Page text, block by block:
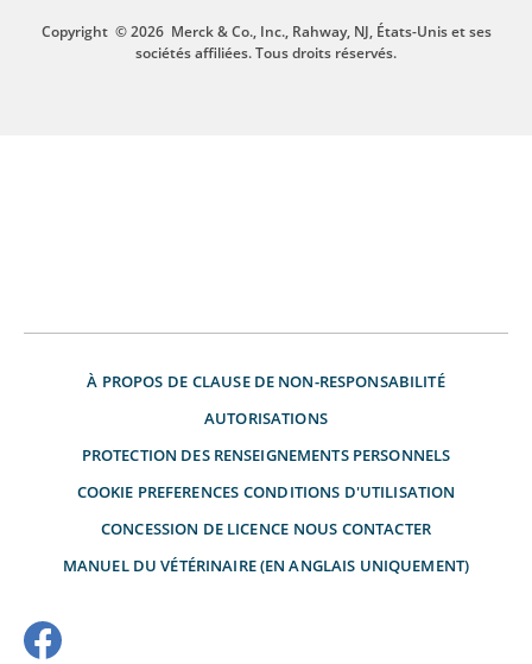
Copyright © 2026 Merck & Co., Inc., Rahway, NJ, États-Unis et ses
sociétés affiliées. Tous droits réservés.
À PROPOS DE CLAUSE DE NON-RESPONSABILITÉ
AUTORISATIONS
PROTECTION DES RENSEIGNEMENTS PERSONNELS
COOKIE PREFERENCES CONDITIONS D'UTILISATION
CONCESSION DE LICENCE NOUS CONTACTER
MANUEL DU VÉTÉRINAIRE (EN ANGLAIS UNIQUEMENT)